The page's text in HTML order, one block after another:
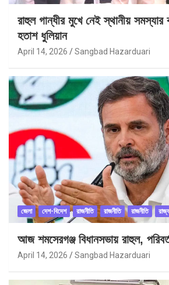
রাহুল গান্ধীর মুখে নেই স্থানীয়
হতাশ ধুলিয়ান
April 14, 2026 Sangbad Hazarduari
জেলা দেশ-বিদেশ রাজনীতি রাজনীতি রাজনীতি রাজ্য
আজ শমসেরগঞ্জ বিধানসভায় রাহুল,
April 14, 2026 Sangbad Hazarduari